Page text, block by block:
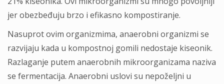
jer obezbeđuju brzo i efikasno kompostiranje.
Nasuprot ovim organizmima, anaerobni organizmi se
razvijaju kada u kompostnoj gomili nedostaje kiseonik.
Razlaganje putem anaerobnih mikroorganizama naziva
se fermentacija. Anaerobni uslovi su nepoželjni u